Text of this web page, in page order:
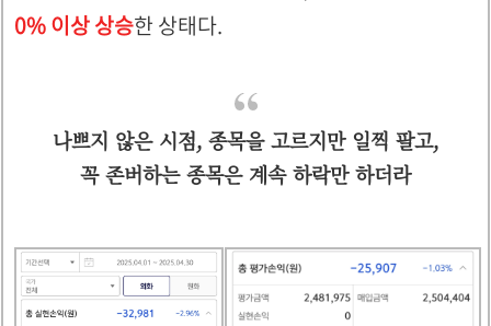
0% 이상 상승한 상태다.
나쁘지 않은 시점, 종목을 고르지만 일찍 팔고,
꼭 존버하는 종목은 계속 하락만 하더라